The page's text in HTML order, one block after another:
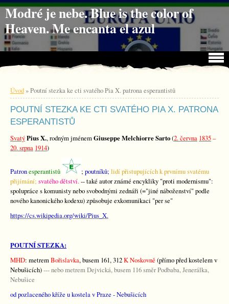
Jdi na obsah
Jdi na menu
Modré je nebe. Blue is the color of
Heaven. Me encanta el azul
Úvod»Poutní stezka ke cti svatého Pia X. patrona esperantistů
POUTNÍ STEZKA KE CTI SVATÉHO PIA X. PATRONA
ESPERANTISTŮ
SvatýPius X., rodným jménemGiuseppe Melchiorre Sarto(2. června 1835–
20. srpna 1914)
Patronesperantistů ; poutníků; lidí přistupujících k prvnímu svatému
přijímání; svatého dětství.-- také autor známé encykliky "proti modernismu":
spolupráce s komunisty nebo svobodnými zednáři (="jiné náboženství" podle
nového kanonického kodexu) způsobuje exkomunikaci "per se"
https://cs.wikipedia.org/wiki/Pius_X.
POUTNÍ STEZKA:
MHD: metremBořislavka, busem 161, 312K Noskovně (přímo před kostelem v
Nebušicích)--- nebo metrem Dejvická, busem 116 směr Podbaba, Jenerálka,
Nebušice
od pozlaceného kříže u kostela v Praze - Nebušicích